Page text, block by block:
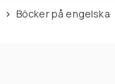
Böcker på engelska